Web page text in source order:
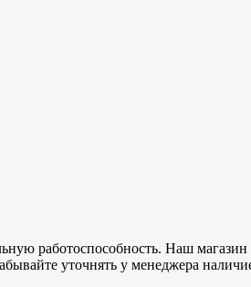
работоспособность. Наш магазин
уточнять у менеджера